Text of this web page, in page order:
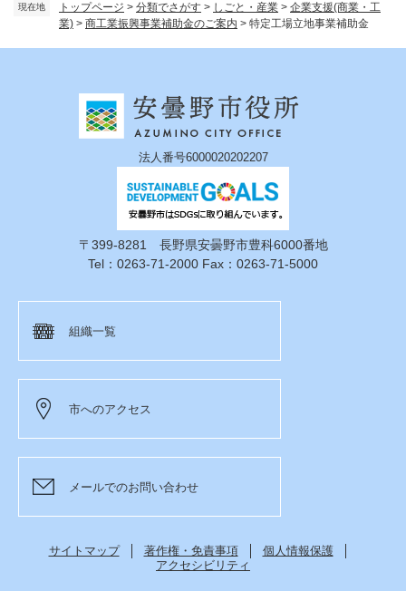
現在地 トップページ > 分類でさがす > しごと・産業 > 企業支援(商業・工
業) > 商工業振興事業補助金のご案内 > 特定工場立地事業補助金
法人番号6000020202207
〒399-8281 長野県安曇野市豊科6000番地
Tel：0263-71-2000 Fax：0263-71-5000
組織一覧
市へのアクセス
メールでのお問い合わせ
サイトマップ 著作権・免責事項
個人情報保護
アクセシビリティ